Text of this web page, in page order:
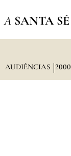
A SANTA SÉ
AUDIÊNCIAS 2000